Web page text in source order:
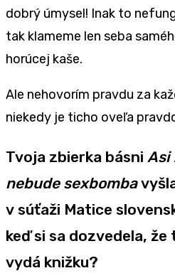
dobrý úmysel! Inak to
tak klameme len seba
horúcej kaše.
Ale nehovorím pravdu za
niekedy je ticho oveľa
Tvoja zbierka básni Asi
nebude sexbomba
v súťaži Matice
keď si sa dozvedela,
vydá knižku?